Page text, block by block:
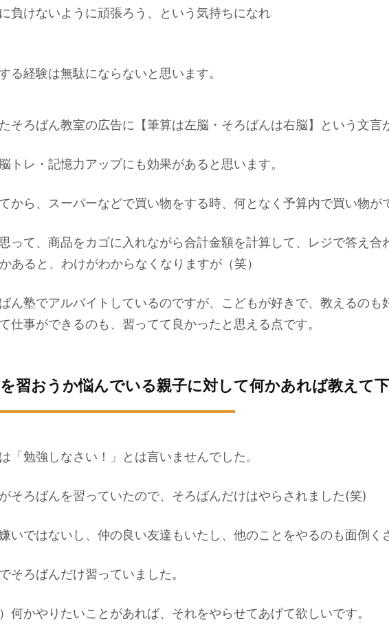
負けないように頑張ろう、という気持ちになれ
る経験は無駄にならないと思います。
そろばん教室の広告に【筆算は左脳・そろばんは右脳】という文言
トレ・記憶力アップにも効果があると思います。
から、スーパーなどで買い物をする時、何となく予算内で買い物が
って、商品をカゴに入れながら合計金額を計算して、レジで答え合
あると、わけがわからなくなりますが（笑）
ん塾でアルバイトしているのですが、こどもが好きで、教えるのも
仕事ができるのも、習ってて良かったと思える点です。
習おうか悩んでいる親子に対して何かあれば教えて
「勉強しなさい！」とは言いませんでした。
そろばんを習っていたので、そろばんだけはやらされました(笑)
いではないし、仲の良い友達もいたし、他のことをやるのも面倒く
そろばんだけ習っていました。
）何かやりたいことがあれば、それをやらせてあげて欲しいです。